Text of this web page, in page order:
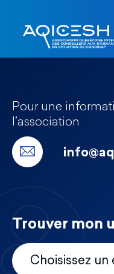
Pour une
l’association
Trouver mon
Choisissez